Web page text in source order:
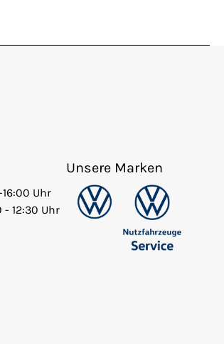
Uhr
12:30 Uhr
Unsere Marken